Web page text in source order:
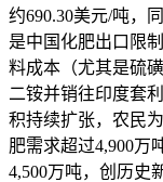
约690.30美元/吨，
是中国化肥出口限
料成本（尤其是硫
二铵并销往印度套
积持续扩张，农民
肥需求超过4,900万
4,500万吨，创历史